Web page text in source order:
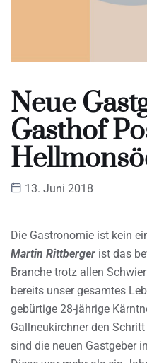
Neue
Gasthof
13. Juni 2018
Die Gastronomie ist kein
Martin Rittberger ist das
Branche trotz allen
bereits unser gesamtes
gebürtige 28-jährige
Gallneukirchner den
sind die neuen Gastgeber